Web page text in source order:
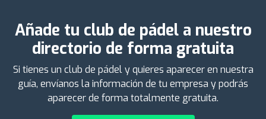
Añade tu club de pádel a nuestro
directorio de forma gratuita
Si tienes un club de pádel y quieres aparecer en nuestra
guía, envíanos la información de tu empresa y podrás
aparecer de forma totalmente gratuita.